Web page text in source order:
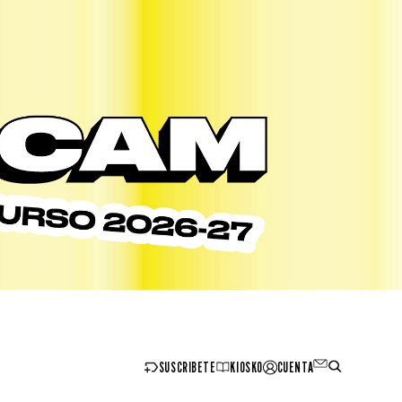
SUSCRIBETE KIOSKO CUENTA